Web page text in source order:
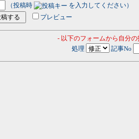
（投稿時
を入力してください）
プレビュー
- 以下のフォームから自分
処理
記事No